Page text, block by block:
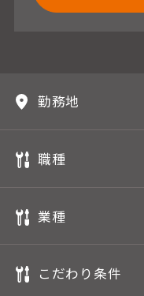
勤務地
職種
業種
こだわり条件